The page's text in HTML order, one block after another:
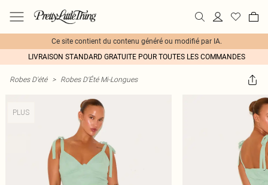
Ce site contient du contenu généré ou modifié par IA.
LIVRAISON STANDARD GRATUITE POUR TOUTES LES COMMANDES
Robes D'été > Robes D'Été Mi-Longues
PLUS